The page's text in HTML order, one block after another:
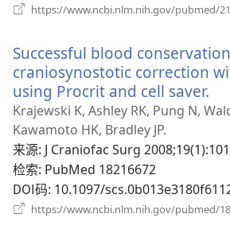
https://www.ncbi.nlm.nih.gov/pubmed/
Successful blood
craniosynostotic correction
using Procrit and cell saver.
开
窗
Krajewski K, Ashley RK, Pung N,
Kawamoto HK, Bradley JP.
来源‎: J Craniofac Surg
检索‎: PubMed 18216672
DOI码‎: 10.1097/
https://www.ncbi.nlm.nih.gov/pubmed/